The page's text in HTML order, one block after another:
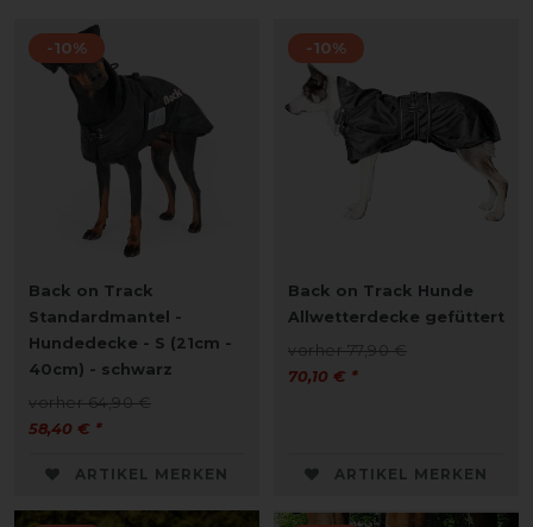
-10%
Back on Track
Standardmantel -
Hundedecke - S (21cm -
40cm) - schwarz
vorher 64,90 €
58,40 € *
ARTIKEL MERKEN
-10%
Back on Track Hunde
Allwetterdecke gefüttert
vorher 77,90 €
70,10 € *
ARTIKEL MERKEN